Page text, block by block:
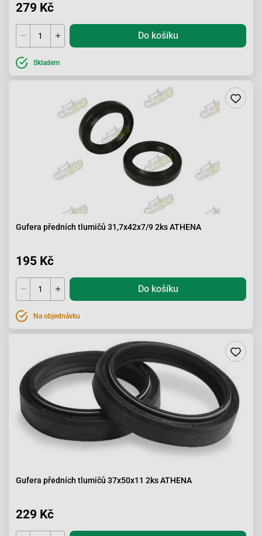
279 Kč
Do košíku
Skladem
Gufera předních tlumičů 31,7x42x7/9 2ks ATHENA
195 Kč
Do košíku
Na objednávku
Gufera předních tlumičů 37x50x11 2ks ATHENA
229 Kč